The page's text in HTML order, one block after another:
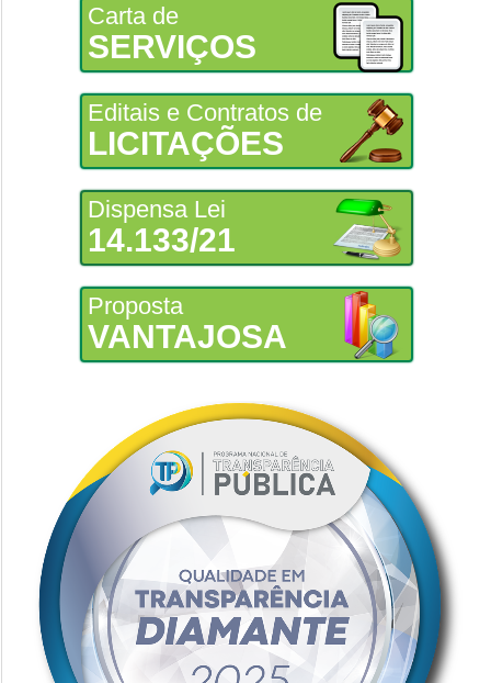
Carta de
SERVIÇOS
Editais e Contratos de
LICITAÇÕES
Dispensa Lei
14.133/21
Proposta
VANTAJOSA